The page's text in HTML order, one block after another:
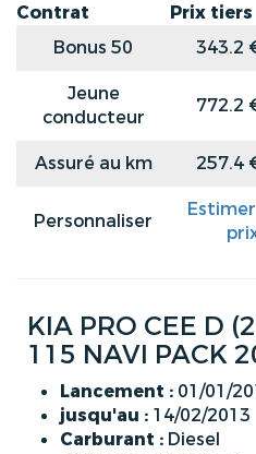
Contrat Prix tiers
Bonus 50
343.2
Jeune
conducteur
772.2
Assuré au km 257.4
Personnaliser
KIA PRO CEE D
115 NAVI PACK
Lancement : 01/01/
jusqu'au : 14/02/2013
Carburant : Diesel